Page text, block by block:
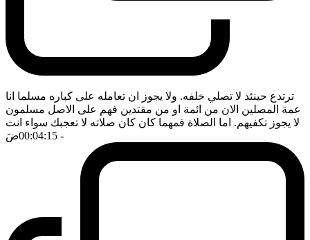
ترتدع حينئذ لا تصلي خلفه. ولا يجوز ان تعامله على كباره مسلما انا
عمة المصلين الان من ائمة او من مقتدين فهم على الاصل مسلمون
لا يجوز تكفيهم. اما الصلاة فمهما كان كان صلاته لا تعجبك سواء انت
- 00:04:15
ضَ